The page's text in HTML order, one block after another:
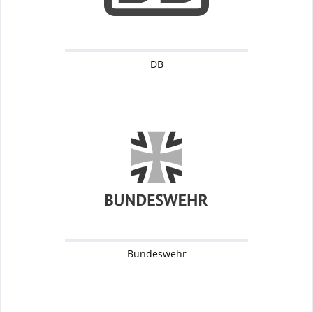
DB
Bundeswehr